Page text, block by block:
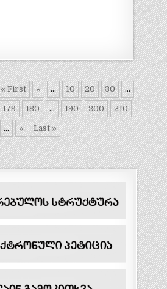
« First « ... 10 20 30 ...
179 180 ... 190 200 210
... » Last »